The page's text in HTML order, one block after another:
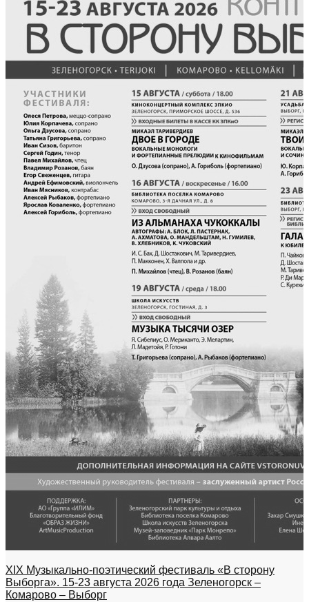
XIX Музыкально-поэтический фестиваль «В сторону
Выборга». 15-23 августа 2026 года Зеленогорск –
Комарово – Выборг